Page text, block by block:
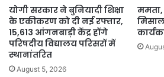
योगी सरकार ने बुनियादी शिक्षा
के एकीकरण को दी नई रफ्तार,
15,613 आंगनबाड़ी केंद्र होंगे
परिषदीय विद्यालय परिसरों में
स्थानांतरित
August 5, 2026